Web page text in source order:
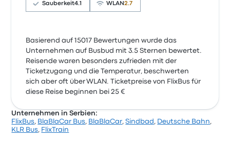
Sauberkeit4.1 WLAN2.7
Basierend auf 15017 Bewertungen wurde das
Unternehmen auf Busbud mit 3.5 Sternen bewertet.
Reisende waren besonders zufrieden mit der
Ticketzugang und die Temperatur, beschwerten
sich aber oft über WLAN. Ticketpreise von FlixBus für
diese Reise beginnen bei 25 €
Unternehmen in Serbien:
FlixBus, BlaBlaCar Bus, BlaBlaCar,Sindbad , Deutsche Bahn,
KLR Bus, FlixTrain